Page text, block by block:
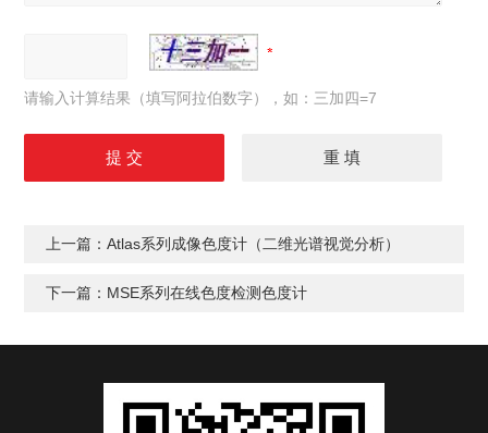
请输入计算结果（填写阿拉伯数字），如：三加四=7
上一篇：Atlas系列成像色度计（二维光谱视觉分析）
下一篇： MSE系列在线色度检测色度计